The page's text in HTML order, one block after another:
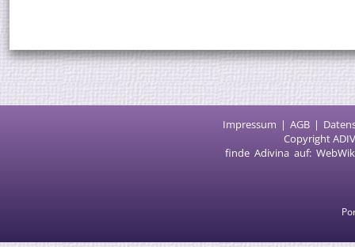
Impressum AGB
Copyright
finde Adivina auf: